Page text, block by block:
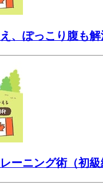
、ぽっこり腹も解
ニング術（初級